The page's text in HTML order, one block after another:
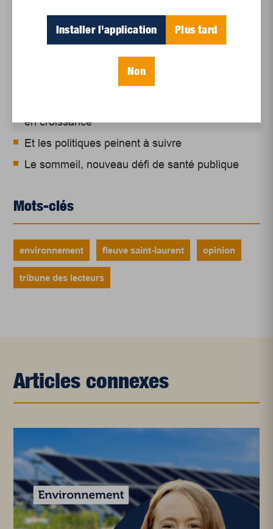
en croissance
Et les politiques peinent à suivre
Le sommeil, nouveau défi de santé publique
Mots-clés
environnement fleuve saint-laurent opinion
tribune des lecteurs
Articles connexes
Installer l'application Plus tard
Non